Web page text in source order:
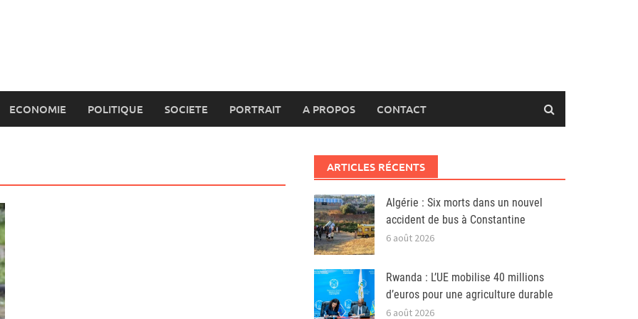
ECONOMIE POLITIQUE SOCIETE PORTRAIT A PROPOS CONTACT
ARTICLES RÉCENTS
Algérie : Six morts dans un nouvel
accident de bus à Constantine
6 août 2026
Rwanda : L’UE mobilise 40 millions
d’euros pour une agriculture durable
6 août 2026